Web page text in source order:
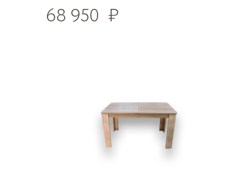
68 950 ₽